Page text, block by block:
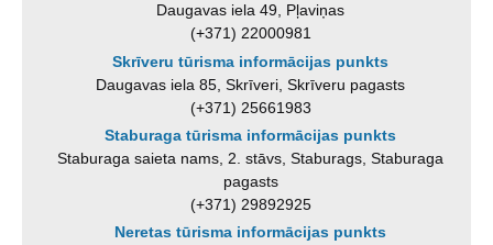
Daugavas iela 49, Pļaviņas
(+371) 22000981
Skrīveru tūrisma informācijas punkts
Daugavas iela 85, Skrīveri, Skrīveru pagasts
(+371) 25661983
Staburaga tūrisma informācijas punkts
Staburaga saieta nams, 2. stāvs, Staburags, Staburaga
pagasts
(+371) 29892925
Neretas tūrisma informācijas punkts